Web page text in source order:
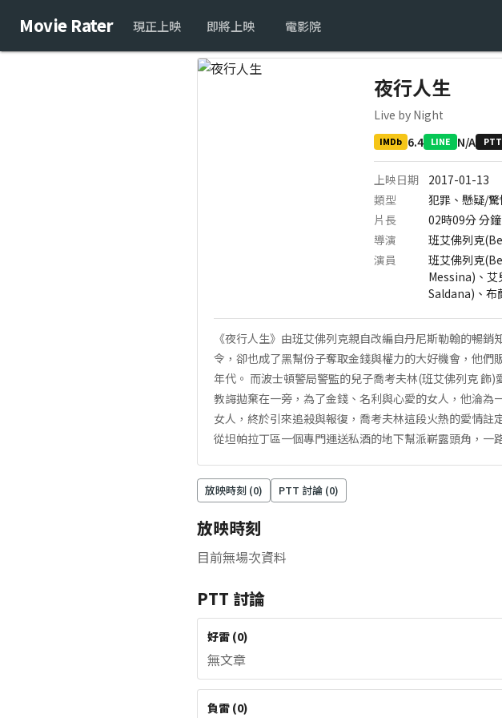
Movie Rater 現正上映 即將上映 電影院
夜行人生
Live by Night
IMDb 6.4 LINE N/A PTT
上映日期
2017-01-13
類型
犯罪、懸疑/驚
片長
02時09分分鐘
導演
班艾佛列克
演員
班艾佛列克
Messina)、
Saldana)、布
《夜行人生》由班艾佛列克親自改編自丹尼斯勒翰的暢
令，卻也成了黑幫份子奪取金錢與權力的大好機會，他
年代。 而波士頓警局警監的兒子喬考夫林(班艾佛列克 飾
教誨拋棄在一旁，為了金錢、名利與心愛的女人，他淪
女人，終於引來追殺與報復，喬考夫林這段火熱的愛情註
從坦帕拉丁區一個專門運送私酒的地下幫派嶄露頭角，一
放映時刻 (0) PTT 討論 (0)
放映時刻
目前無場次資料
PTT 討論
好雷 (0)
無文章
負雷 (0)